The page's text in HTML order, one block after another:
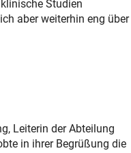
Studien
aber weiterhin eng über
Leiterin der Abteilung
in ihrer Begrüßung die